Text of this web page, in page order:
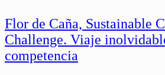
Flor de Caña, Sustainable
Challenge. Viaje
competencia